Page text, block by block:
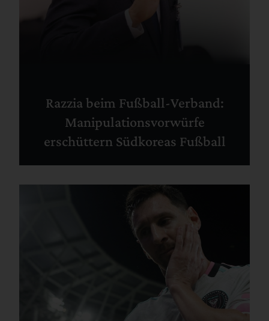
Razzia beim Fußball-Verband:
Manipulationsvorwürfe
erschüttern Südkoreas Fußball